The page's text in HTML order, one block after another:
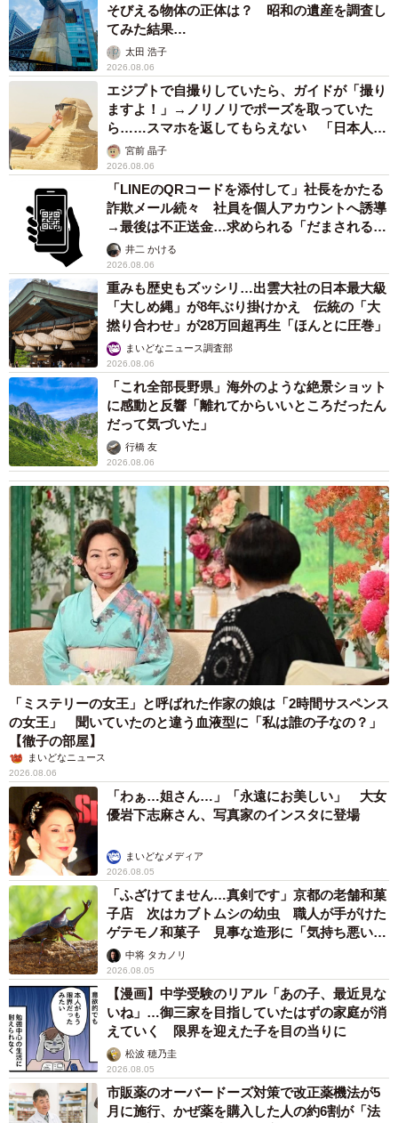
そびえる物体の正体は？ 昭和の遺産を調査し
てみた結果…
太田 浩子
2026.08.06
エジプトで自撮りしていたら、ガイドが「撮り
ますよ！」→ノリノリでポーズを取っていた
ら……スマホを返してもらえない 「日本人は
カモ代表かも」「私は6時間で3万円払った」
宮前 晶子
2026.08.06
「LINEのQRコードを添付して」社長をかたる
詐欺メール続々 社員を個人アカウントへ誘導
→最後は不正送金…求められる「だまされる前
提」の対策
井二 かける
2026.08.06
重みも歴史もズッシリ…出雲大社の日本最大級
「大しめ縄」が8年ぶり掛けかえ 伝統の「大
撚り合わせ」が28万回超再生「ほんとに圧巻」
まいどなニュース調査部
2026.08.06
「これ全部長野県」海外のような絶景ショット
に感動と反響「離れてからいいところだったん
だって気づいた」
行橋 友
2026.08.06
「ミステリーの女王」と呼ばれた作家の娘は「2時間サスペンス
の女王」 聞いていたのと違う血液型に「私は誰の子なの？」
【徹子の部屋】
まいどなニュース
2026.08.06
「わぁ…姐さん…」「永遠にお美しい」 大女
優岩下志麻さん、写真家のインスタに登場
まいどなメディア
2026.08.05
「ふざけてません…真剣です」京都の老舗和菓
子店 次はカブトムシの幼虫 職人が手がけた
ゲテモノ和菓子 見事な造形に「気持ち悪いく
らいリアル」
中将 タカノリ
2026.08.05
【漫画】中学受験のリアル「あの子、最近見な
いね」…御三家を目指していたはずの家庭が消
えていく 限界を迎えた子を目の当りに
松波 穂乃圭
2026.08.05
市販薬のオーバードーズ対策で改正薬機法が5
月に施行、かぜ薬を購入した人の約6割が「法